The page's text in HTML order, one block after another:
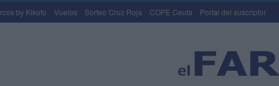
by Kikoto Vuelos Sorteo Cruz Roja COPE Ceuta Portal del suscriptor